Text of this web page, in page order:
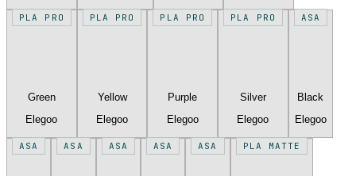
PLA PRO
Green
Elegoo
PLA PRO
Yellow
Elegoo
PLA PRO
Purple
Elegoo
PLA PRO
Silver
Elegoo
ASA
Black
Elegoo
ASA ASA ASA ASA ASA PLA MATTE